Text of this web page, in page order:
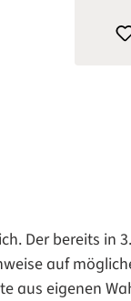
Der bereits in
auf
aus eigenen